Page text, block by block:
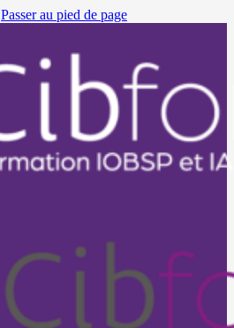
Passer au pied de page